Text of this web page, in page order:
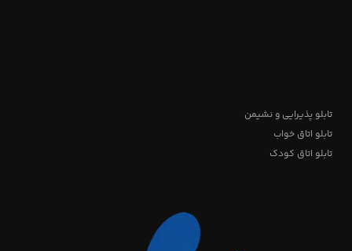
تابلو پذیرایی و نشیمن
تابلو اتاق خواب
تابلو اتاق کودک